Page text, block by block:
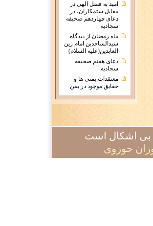
امید به فضل الهی در
مقابل ستمکاران، در
دعای چهاردهم صحیفه
سجادیه
ماه رمضان از دیدگاه
سیدالساجدین امام زین
العابدین(علیه السلام)
دعای هفتم صحیفه
سجادیه
معتقدات يمنی ها و
حقايق موجود در يمن
بی اشکال است
حوزوی